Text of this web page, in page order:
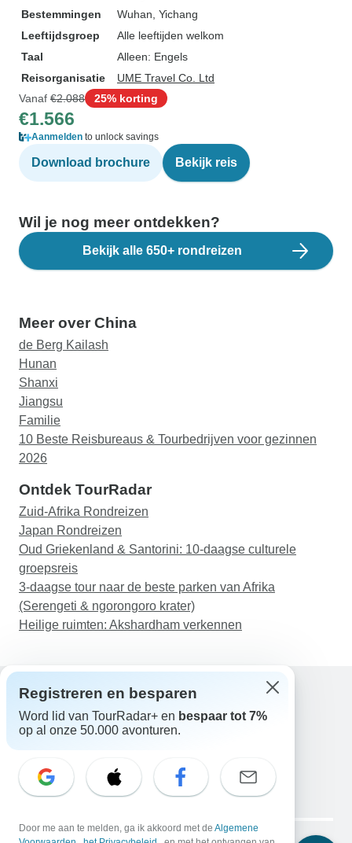
Bestemmingen
Wuhan , Yichang
Leeftijdsgroep
Alle leeftijden welkom
Taal
Alleen: Engels
Reisorganisatie
UME Travel Co. Ltd
Vanaf €2.088 25% korting
€1.566
Aanmelden to unlock savings
Download brochure Bekijk reis
Wil je nog meer ontdekken?
Bekijk alle 650+ rondreizen
Meer over China
de Berg Kailash
Hunan
Shanxi
Jiangsu
Familie
10 Beste Reisbureaus & Tourbedrijven voor gezinnen
2026
Ontdek TourRadar
Zuid-Afrika Rondreizen
Japan Rondreizen
Oud Griekenland & Santorini: 10-daagse culturele
groepsreis
3-daagse tour naar de beste parken van Afrika
(Serengeti & ngorongoro krater)
Heilige ruimten: Akshardham verkennen
Hulp
Neem contact met ons op
E-mail: support@tourradar.com
Taal selecteren
Copyright © TourRadar. Alle rechten voorbehouden.
Registreren en besparen
Word lid van TourRadar+ en bespaar tot 7%
op al onze 50.000 avonturen.
Door me aan te melden, ga ik akkoord met de Algemene